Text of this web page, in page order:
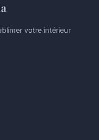
votre intérieur